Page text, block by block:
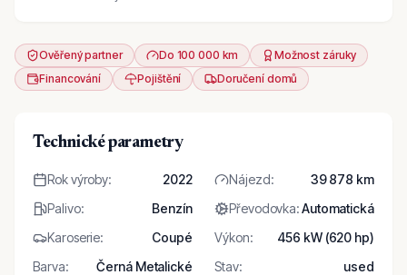
Ověřený partner Do 100 000 km
Možnost záruky
Financování
Pojištění Doručení domů
Technické parametry
Rok výroby: 2022 Nájezd:
39 878 km
Palivo: Benzín Převodovka:Automatická
Karoserie: Coupé Výkon:
456 kW (620 hp)
Barva: Černá Metalické Stav: used